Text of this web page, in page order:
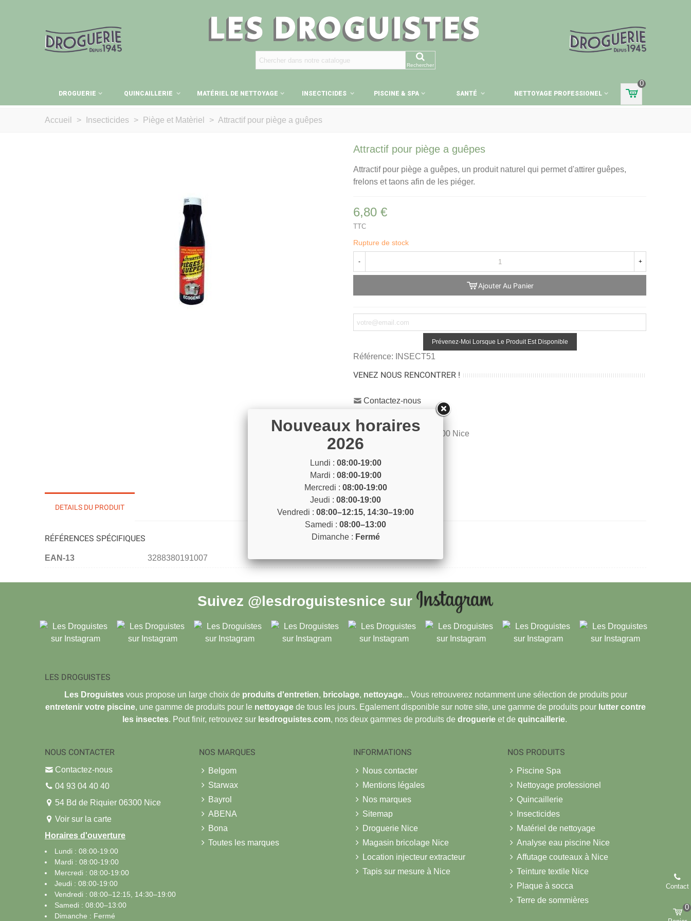
LES DROGUISTES
Rechercher
DROGUERIE QUINCAILLERIE MATÉRIEL DE NETTOYAGE INSECTICIDES PISCINE & SPA SANTÉ NETTOYAGE PROFESSIONEL
0
Accueil > Insecticides > Piège et Matèriel > Attractif pour piège a guêpes
Attractif pour piège a guêpes
Attractif pour piège a guêpes, un produit naturel qui permet d'attirer guêpes,
frelons et taons afin de les piéger.
6,80 €
TTC
Rupture de stock
- +
Ajouter Au Panier
Prévenez-Moi Lorsque Le Produit Est Disponible
Référence: INSECT51
VENEZ NOUS RENCONTRER !
Contactez-nous
54 Bd de Riquier 06300 Nice
DETAILS DU PRODUIT
RÉFÉRENCES SPÉCIFIQUES
EAN-13 3288380191007
Suivez @lesdroguistesnice sur
LES DROGUISTES
Les Droguistesvous propose un large choix de produits d'entretien, bricolage, nettoyage... Vous retrouverez notamment une sélection de produits pour
entretenir votre piscine, une gamme de produits pour le nettoyage de tous les jours. Egalement disponible sur notre site, une gamme de produits pour lutter contre
les insectes. Pout finir, retrouvez sur lesdroguistes.com, nos deux gammes de produits de droguerieet de quincaillerie.
NOUS CONTACTER
Contactez-nous
04 93 04 40 40
54 Bd de Riquier 06300 Nice
Voir sur la carte
Horaires d'ouverture
Lundi : 08:00-19:00
Mardi : 08:00-19:00
Mercredi : 08:00-19:00
Jeudi : 08:00-19:00
Vendredi : 08:00–12:15, 14:30–19:00
Samedi : 08:00–13:00
Dimanche : Fermé
NOS MARQUES
Belgom
Starwax
Bayrol
ABENA
Bona
Toutes les marques
INFORMATIONS
Nous contacter
Mentions légales
Nos marques
Sitemap
Droguerie Nice
Magasin bricolage Nice
Location injecteur extracteur
Tapis sur mesure à Nice
NOS PRODUITS
Piscine Spa
Nettoyage professionel
Quincaillerie
Insecticides
Matériel de nettoyage
Analyse eau piscine Nice
Affutage couteaux à Nice
Teinture textile Nice
Plaque à socca
Terre de sommières
Contact
0
Nouveaux horaires
2026
Lundi : 08:00-19:00
Mardi : 08:00-19:00
Mercredi : 08:00-19:00
Jeudi : 08:00-19:00
Vendredi : 08:00–12:15, 14:30–19:00
Samedi : 08:00–13:00
Dimanche : Fermé